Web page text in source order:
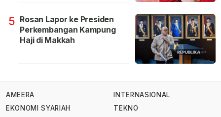
5 Rosan Lapor ke Presiden
Perkembangan Kampung
Haji di Makkah
AMEERA
EKONOMI SYARIAH
INTERNASIONAL
TEKNO